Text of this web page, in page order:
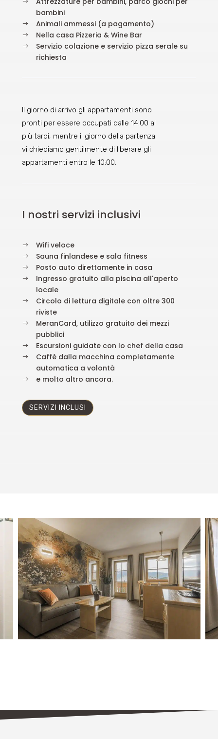
bambini
$ Animali ammessi (a pagamento)
$ Nella casa Pizzeria & Wine Bar
$
Servizio colazione e servizio pizza serale su
richiesta
Il giorno di arrivo gli appartamenti sono
pronti per essere occupati dalle 14:00 al
più tardi, mentre il giorno della partenza
vi chiediamo gentilmente di liberare gli
appartamenti entro le 10:00.
I nostri servizi inclusivi
$ Wifi veloce
$ Sauna finlandese e sala fitness
$ Posto auto direttamente in casa
$
Ingresso gratuito alla piscina all'aperto
locale
$
Circolo di lettura digitale con oltre 300
riviste
$
MeranCard, utilizzo gratuito dei mezzi
pubblici
$ Escursioni guidate con lo chef della casa
$
Caffè dalla macchina completamente
automatica a volontà
$ e molto altro ancora.
SERVIZI INCLUSI